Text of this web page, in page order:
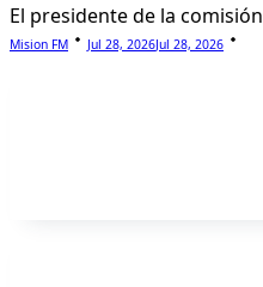
El presidente de la
Mision FM Jul 28, 2026Jul 28, 2026